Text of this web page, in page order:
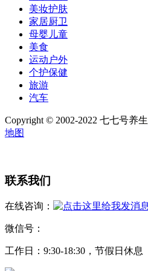
美妆护肤
家居厨卫
母婴儿童
美食
运动户外
个护保健
旅游
汽车
Copyright © 2002-2022 七七号养生
地图
联系我们
在线咨询：
微信号：
工作日：9:30-18:30，节假日休息